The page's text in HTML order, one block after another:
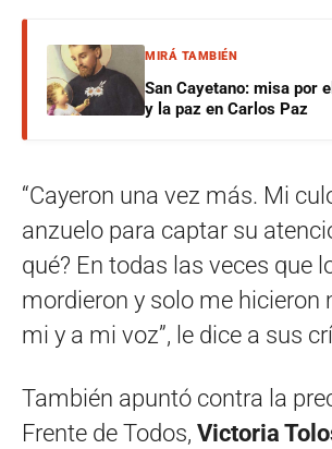
MIRÁ TAMBIÉN
San Cayetano: misa por
y la paz en Carlos Paz
“Cayeron una vez más. Mi
anzuelo para captar su
qué? En todas las veces que
mordieron y solo me hicieron
mi y a mi voz”, le dice a sus
También apuntó contra la
Frente de Todos, Victoria